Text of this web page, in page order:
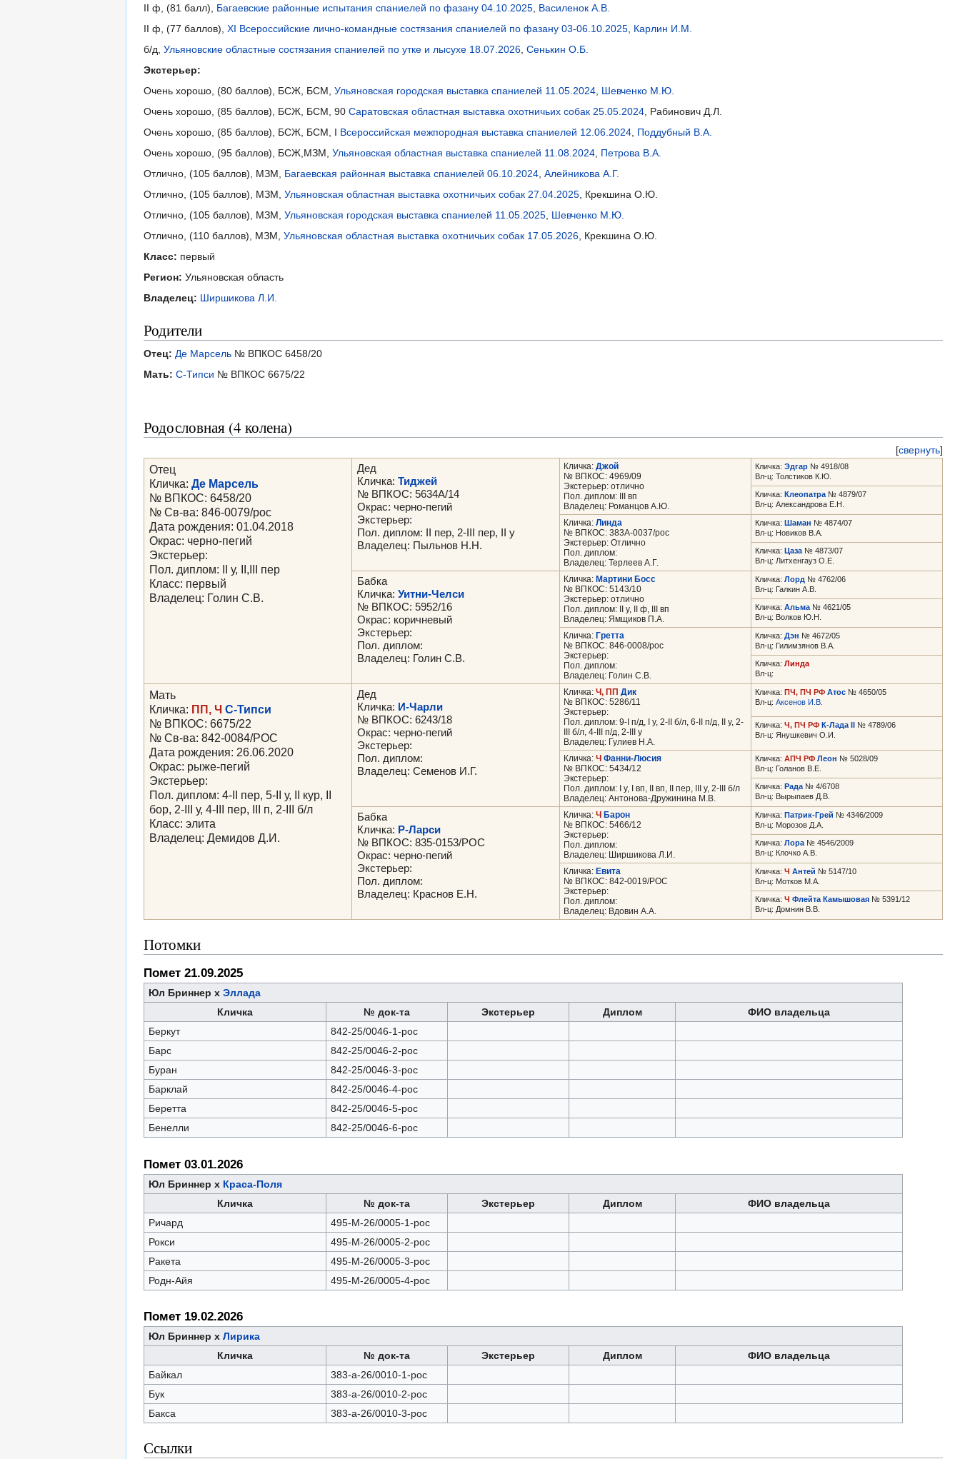
II ф, (81 балл), Багаевские районные испытания спаниелей по фазану 04.10.2025, Василенок А.В.
II ф, (77 баллов), XI Всероссийские лично-командные состязания спаниелей по фазану 03-06.10.2025, Карлин И.М.
б/д, Ульяновские областные состязания спаниелей по утке и лысухе 18.07.2026, Сенькин О.Б.
Экстерьер:
Очень хорошо, (80 баллов), БСЖ, БСМ, Ульяновская городская выставка спаниелей 11.05.2024, Шевченко М.Ю.
Очень хорошо, (85 баллов), БСЖ, БСМ, 90 Саратовская областная выставка охотничьих собак 25.05.2024, Рабинович Д.Л.
Очень хорошо, (85 баллов), БСЖ, БСМ, I Всероссийская межпородная выставка спаниелей 12.06.2024, Поддубный В.А.
Очень хорошо, (95 баллов), БСЖ,МЗМ, Ульяновская областная выставка спаниелей 11.08.2024, Петрова В.А.
Отлично, (105 баллов), МЗМ, Багаевская районная выставка спаниелей 06.10.2024, Алейникова А.Г.
Отлично, (105 баллов), МЗМ, Ульяновская областная выставка охотничьих собак 27.04.2025, Крекшина О.Ю.
Отлично, (105 баллов), МЗМ, Ульяновская городская выставка спаниелей 11.05.2025, Шевченко М.Ю.
Отлично, (110 баллов), МЗМ, Ульяновская областная выставка охотничьих собак 17.05.2026, Крекшина О.Ю.
Класс: первый
Регион: Ульяновская область
Владелец: Ширшикова Л.И.
Родители
Отец: Де Марсель № ВПКОС 6458/20
Мать: С-Типси № ВПКОС 6675/22
Родословная (4 колена)
[свернуть]
Отец
Кличка: Де Марсель
№ ВПКОС: 6458/20
№ Св-ва: 846-0079/рос
Дата рождения: 01.04.2018
Окрас: черно-пегий
Экстерьер:
Пол. диплом: II у, II,III пер
Класс: первый
Владелец: Голин С.В.
Дед
Кличка: Тиджей
№ ВПКОС: 5634А/14
Окрас: черно-пегий
Экстерьер:
Пол. диплом: II пер, 2-III пер, II у
Владелец: Пыльнов Н.Н.
Кличка: Джой
№ ВПКОС: 4969/09
Экстерьер: отлично
Пол. диплом: III вп
Владелец: Романцов А.Ю.
Кличка: Эдгар № 4918/08
Вл-ц: Толстиков К.Ю.
Кличка: Клеопатра № 4879/07
Вл-ц: Александрова Е.Н.
Кличка: Линда
№ ВПКОС: 383А-0037/рос
Экстерьер: Отлично
Пол. диплом:
Владелец: Терлеев А.Г.
Кличка: Шаман № 4874/07
Вл-ц: Новиков В.А.
Кличка: Цаза № 4873/07
Вл-ц: Литхенгауз О.Е.
Бабка
Кличка: Уитни-Челси
№ ВПКОС: 5952/16
Окрас: коричневый
Экстерьер:
Пол. диплом:
Владелец: Голин С.В.
Кличка: Мартини Босс
№ ВПКОС: 5143/10
Экстерьер: отлично
Пол. диплом: II у, II ф, III вп
Владелец: Ямщиков П.А.
Кличка: Лорд № 4762/06
Вл-ц: Галкин А.В.
Кличка: Альма № 4621/05
Вл-ц: Волков Ю.Н.
Кличка: Гретта
№ ВПКОС: 846-0008/рос
Экстерьер:
Пол. диплом:
Владелец: Голин С.В.
Кличка: Дэн № 4672/05
Вл-ц: Гилимзянов В.А.
Кличка: Линда
Вл-ц:
Мать
Кличка: ПП, Ч С-Типси
№ ВПКОС: 6675/22
№ Св-ва: 842-0084/РОС
Дата рождения: 26.06.2020
Окрас: рыже-пегий
Экстерьер:
Пол. диплом: 4-II пер, 5-II у, II кур, II
бор, 2-III у, 4-III пер, III п, 2-III б/л
Класс: элита
Владелец: Демидов Д.И.
Дед
Кличка: И-Чарли
№ ВПКОС: 6243/18
Окрас: черно-пегий
Экстерьер:
Пол. диплом:
Владелец: Семенов И.Г.
Кличка: Ч, ПП Дик
№ ВПКОС: 5286/11
Экстерьер:
Пол. диплом: 9-I п/д, I у, 2-II б/л, 6-II п/д, II у, 2-
III б/л, 4-III п/д, 2-III у
Владелец: Гулиев Н.А.
Кличка: ПЧ, ПЧ РФ Атос № 4650/05
Вл-ц: Аксенов И.В.
Кличка: Ч, ПЧ РФ К-Лада II № 4789/06
Вл-ц: Янушкевич О.И.
Кличка: Ч Фанни-Люсия
№ ВПКОС: 5434/12
Экстерьер:
Пол. диплом: I у, I вп, II вп, II пер, III у, 2-III б/л
Владелец: Антонова-Дружинина М.В.
Кличка: АПЧ РФ Леон № 5028/09
Вл-ц: Голанов В.Е.
Кличка: Рада № 4/6708
Вл-ц: Вырыпаев Д.В.
Бабка
Кличка: Р-Ларси
№ ВПКОС: 835-0153/РОС
Окрас: черно-пегий
Экстерьер:
Пол. диплом:
Владелец: Краснов Е.Н.
Кличка: Ч Барон
№ ВПКОС: 5466/12
Экстерьер:
Пол. диплом:
Владелец: Ширшикова Л.И.
Кличка: Патрик-Грей № 4346/2009
Вл-ц: Морозов Д.А.
Кличка: Лора № 4546/2009
Вл-ц: Клочко А.В.
Кличка: Евита
№ ВПКОС: 842-0019/РОС
Экстерьер:
Пол. диплом:
Владелец: Вдовин А.А.
Кличка: Ч Антей № 5147/10
Вл-ц: Мотков М.А.
Кличка: Ч Флейта Камышовая № 5391/12
Вл-ц: Домнин В.В.
Потомки
Помет 21.09.2025
Юл Бриннер х Эллада
Кличка
№ док-та Экстерьер Диплом
ФИО владельца
Беркут
842-25/0046-1-рос
Барс
842-25/0046-2-рос
Буран
842-25/0046-3-рос
Барклай
842-25/0046-4-рос
Беретта
842-25/0046-5-рос
Бенелли
842-25/0046-6-рос
Помет 03.01.2026
Юл Бриннер х Краса-Поля
Кличка
№ док-та Экстерьер Диплом
ФИО владельца
Ричард
495-М-26/0005-1-рос
Рокси
495-М-26/0005-2-рос
Ракета
495-М-26/0005-3-рос
Родн-Айя
495-М-26/0005-4-рос
Помет 19.02.2026
Юл Бриннер х Лирика
Кличка
№ док-та Экстерьер Диплом
ФИО владельца
Байкал
383-а-26/0010-1-рос
Бук
383-а-26/0010-2-рос
Бакса
383-а-26/0010-3-рос
Ссылки